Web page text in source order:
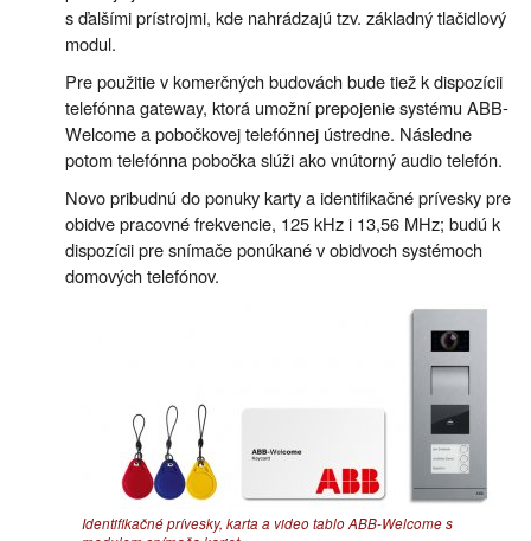
s ďalšími prístrojmi, kde nahrádzajú tzv. základný tlačidlový
modul.
Pre použitie v komerčných budovách bude tiež k dispozícii
telefónna gateway, ktorá umožní prepojenie systému ABB-
Welcome a pobočkovej telefónnej ústredne. Následne
potom telefónna pobočka slúži ako vnútorný audio telefón.
Novo pribudnú do ponuky karty a identifikačné prívesky pre
obidve pracovné frekvencie, 125 kHz i 13,56 MHz; budú k
dispozícii pre snímače ponúkané v obidvoch systémoch
domových telefónov.
Identifikačné prívesky, karta a video tablo ABB-Welcome s